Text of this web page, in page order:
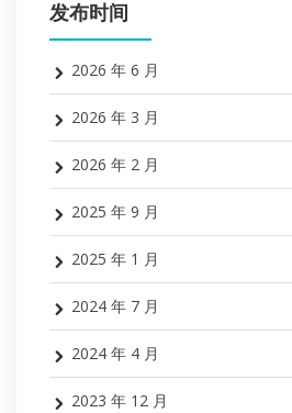
发布时间
2026 年 6 月
2026 年 3 月
2026 年 2 月
2025 年 9 月
2025 年 1 月
2024 年 7 月
2024 年 4 月
2023 年 12 月